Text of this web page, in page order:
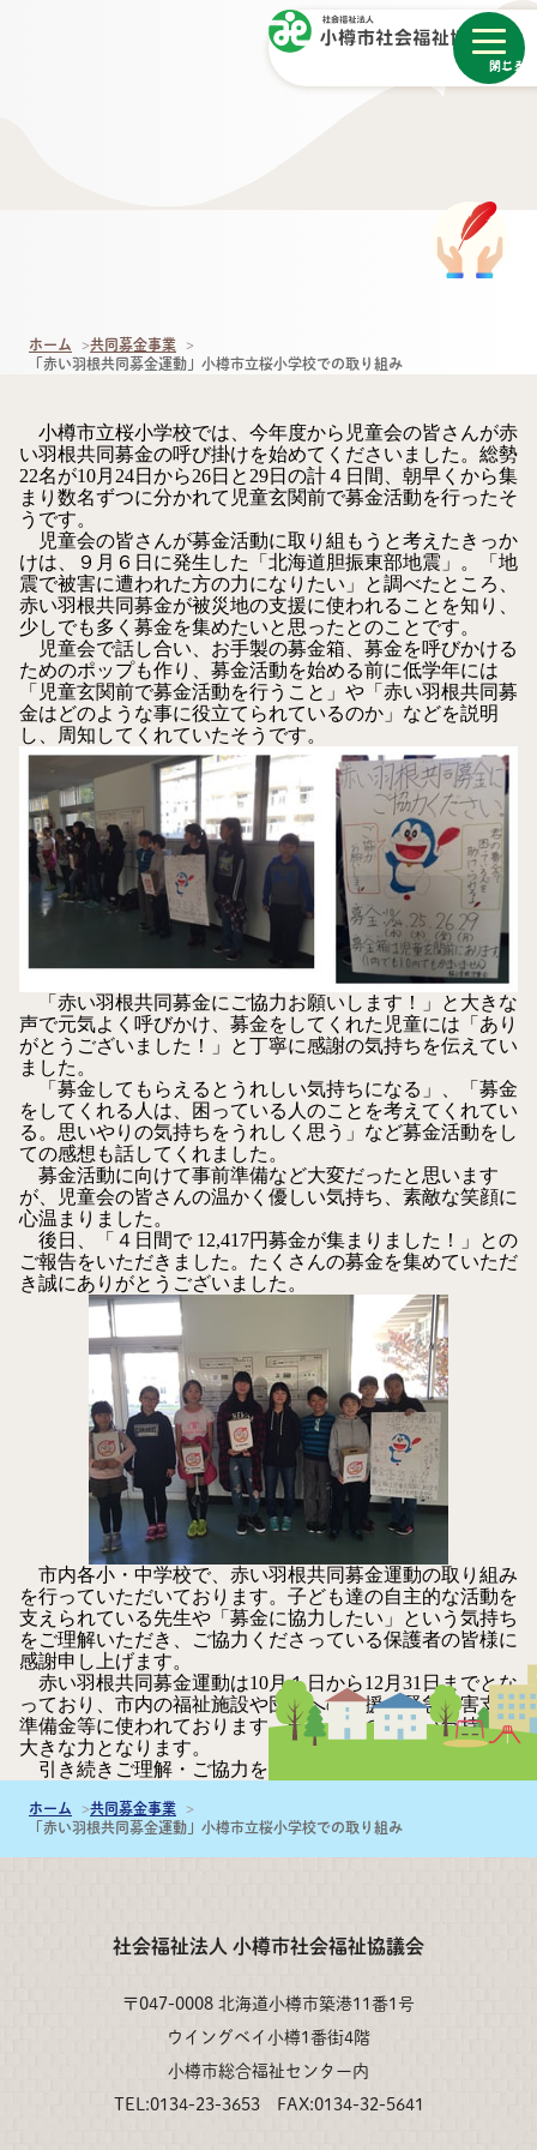
メニュー
閉じる
ホーム
共同募金事業
「赤い羽根共同募金運動」小樽市立桜小学校での取り組み
小樽市立桜小学校では、今年度から児童会の皆さんが赤
い羽根共同募金の呼び掛けを始めてくださいました。総勢
22名が10月24日から26日と29日の計４日間、朝早くから集
まり数名ずつに分かれて児童玄関前で募金活動を行ったそ
うです。
児童会の皆さんが募金活動に取り組もうと考えたきっか
けは、９月６日に発生した「北海道胆振東部地震」。「地
震で被害に遭われた方の力になりたい」と調べたところ、
赤い羽根共同募金が被災地の支援に使われることを知り、
少しでも多く募金を集めたいと思ったとのことです。
児童会で話し合い、お手製の募金箱、募金を呼びかける
ためのポップも作り、募金活動を始める前に低学年には
「児童玄関前で募金活動を行うこと」や「赤い羽根共同募
金はどのような事に役立てられているのか」などを説明
し、周知してくれていたそうです。
「赤い羽根共同募金にご協力お願いします！」と大きな
声で元気よく呼びかけ、募金をしてくれた児童には「あり
がとうございました！」と丁寧に感謝の気持ちを伝えてい
ました。
「募金してもらえるとうれしい気持ちになる」、「募金
をしてくれる人は、困っている人のことを考えてくれてい
る。思いやりの気持ちをうれしく思う」など募金活動をし
ての感想も話してくれました。
募金活動に向けて事前準備など大変だったと思います
が、児童会の皆さんの温かく優しい気持ち、素敵な笑顔に
心温まりました。
後日、「４日間で 12,417円募金が集まりました！」との
ご報告をいただきました。たくさんの募金を集めていただ
き誠にありがとうございました。
市内各小・中学校で、赤い羽根共同募金運動の取り組み
を行っていただいております。子ども達の自主的な活動を
支えられている先生や「募金に協力したい」という気持ち
をご理解いただき、ご協力くださっている保護者の皆様に
感謝申し上げます。
赤い羽根共同募金運動は10月１日から12月31日までとな
っており、市内の福祉施設や団体への支援、緊急災害支援
準備金等に使われております。一人一人の優しい気持ちが
大きな力となります。
引き続きご理解・ご協力をお願いいたします。
ホーム
共同募金事業
「赤い羽根共同募金運動」小樽市立桜小学校での取り組み
社会福祉法人 小樽市社会福祉協議会
〒047-0008 北海道小樽市築港11番1号
ウイングベイ小樽1番街4階
小樽市総合福祉センター内
TEL:0134-23-3653 FAX:0134-32-5641